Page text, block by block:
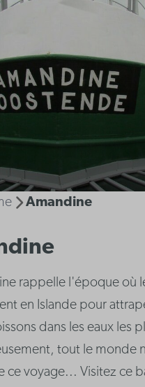
Amandine
rappelle l'époque où
en Islande pour
dans les eaux les
tout le monde
ce voyage... Visitez ce